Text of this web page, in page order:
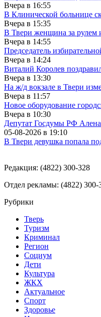
Вчера в 16:55
В Клинической больнице
Вчера в 15:35
В Твери женщина за рулем
Вчера в 14:55
Председатель
Вчера в 14:24
Виталий Королев
Вчера в 13:30
На ж/д вокзале в Твери
Вчера в 11:57
Новое оборудование
Вчера в 10:30
Депутат Госдумы РФ
05-08-2026 в 19:10
В Твери девушка попала
Редакция: (4822) 300-328
Отдел рекламы: (4822) 300-
Рубрики
Тверь
Туризм
Криминал
Регион
Социум
Дети
Культура
ЖКХ
Актуальное
Спорт
Здоровье